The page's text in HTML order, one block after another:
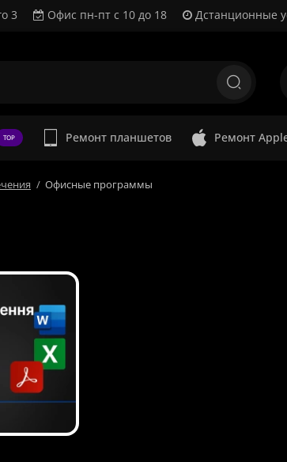
3 Офис пн-пт с 10 до 18 Дстанционные
TOP Ремонт планшетов Ремонт
Офисные программы